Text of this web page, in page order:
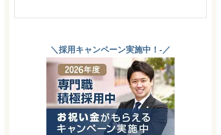
＼採用キャンペーン実施中！-／